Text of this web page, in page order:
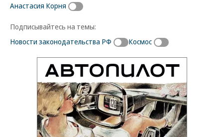
Анастасия Корня
Подписывайтесь на темы:
Новости законодательства РФ
Космос